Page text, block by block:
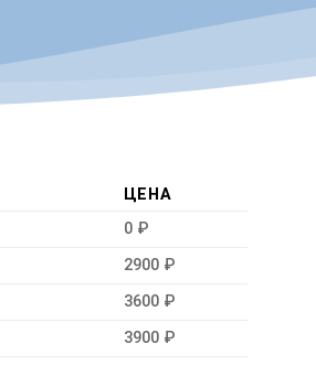
ЦЕНА
0 ₽
2900 ₽
3600 ₽
3900 ₽